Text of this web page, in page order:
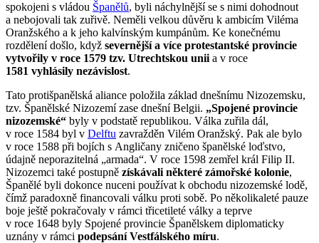
spokojeni s vládou Španělů, byli náchylnější se s nimi dohodnout
a nebojovali tak zuřivě. Neměli velkou důvěru k ambicím Viléma
Oranžského a k jeho kalvínským kumpánům. Ke konečnému
rozdělení došlo, když severnější a více protestantské provincie
vytvořily v roce 1579 tzv. Utrechtskou unii a v roce
1581 vyhlásily nezávislost.
Tato protišpanělská aliance položila základ dnešnímu Nizozemsku,
tzv. Španělské Nizozemí zase dnešní Belgii. „Spojené provincie
nizozemské“ byly v podstatě republikou. Válka zuřila dál,
v roce 1584 byl v Delftu zavražděn Vilém Oranžský. Pak ale bylo
v roce 1588 při bojích s Angličany zničeno španělské loďstvo,
údajně neporazitelná „armada“. V roce 1598 zemřel král Filip II.
Nizozemci také postupně získávali některé zámořské kolonie,
Španělé byli dokonce nuceni používat k obchodu nizozemské lodě,
čímž paradoxně financovali válku proti sobě. Po několikaleté pauze
boje ještě pokračovaly v rámci třicetileté války a teprve
v roce 1648 byly Spojené provincie Španělskem diplomaticky
uznány v rámci podepsání Vestfálského míru.